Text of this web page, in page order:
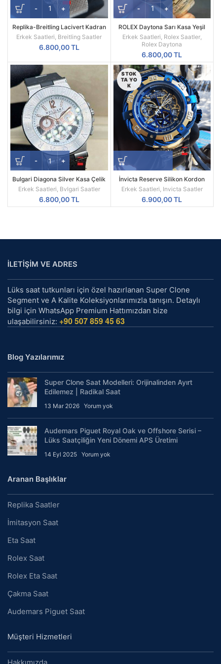
Replika-Breitling Lacivert Kadran
Hasır Kordon Kol Saati
Erkek Saatleri Breitling Saatler
6.800,00TL
ROLEX Daytona Sarı Kasa Yeşil
Kadran 116508
Erkek Saatleri Rolex Saatler,
Rolex Daytona
6.800,00TL
Bulgari Diagona Silver Kasa Çelik
Besel Replika Erkek Kol Saati
Erkek Saatleri, Bvlgari Saatler
6.800,00TL
STOK
TA YO
K
İnvicta Reserve Silikon Kordon
Replika Erkek Kol Saati
Erkek Saatleri, Invicta Saatler
6.900,00TL
İLETİŞİM VE ADRES
Lüks saat tutkunları için özel hazırlanan Super Clone
Segment ve A Kalite Koleksiyonlarımızla tanışın. Detaylı
bilgi için WhatsApp Premium Hattımızdan bize
ulaşabilirsiniz: +90 507 859 45 63
Blog Yazılarımız
Super Clone Saat Modelleri: Orijinalinden Ayırt
Edilemez | Radikal Saat
13 Mar 2026 Yorum yok
Audemars Piguet Royal Oak ve Offshore Serisi –
Lüks Saatçiliğin Yeni Dönemi APS Üretimi
14 Eyl 2025 Yorum yok
Aranan Başlıklar
Replika Saatler
İmitasyon Saat
Eta Saat
Rolex Saat
Rolex Eta Saat
Çakma Saat
Audemars Piguet Saat
Müşteri Hizmetleri